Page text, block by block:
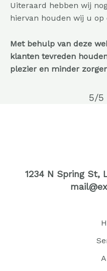
Uiteraard hebben wij
hiervan houden wij u op
Met behulp van deze
klanten tevreden
plezier en minder
5/5
1234 N Spring St,